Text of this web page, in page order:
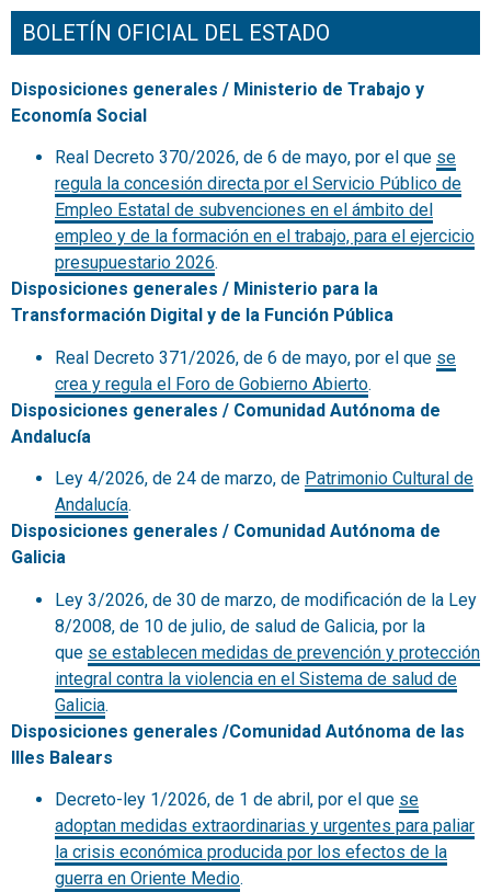
BOLETÍN OFICIAL DEL ESTADO
Disposiciones generales / Ministerio de Trabajo y
Economía Social
Real Decreto 370/2026, de 6 de mayo, por el que se
regula la concesión directa por el Servicio Público de
Empleo Estatal de subvenciones en el ámbito del
empleo y de la formación en el trabajo, para el ejercicio
presupuestario 2026.
Disposiciones generales / Ministerio para la
Transformación Digital y de la Función Pública
Real Decreto 371/2026, de 6 de mayo, por el que se
crea y regula el Foro de Gobierno Abierto.
Disposiciones generales / Comunidad Autónoma de
Andalucía
Ley 4/2026, de 24 de marzo, de Patrimonio Cultural de
Andalucía.
Disposiciones generales / Comunidad Autónoma de
Galicia
Ley 3/2026, de 30 de marzo, de modificación de la Ley
8/2008, de 10 de julio, de salud de Galicia, por la
que se establecen medidas de prevención y protección
integral contra la violencia en el Sistema de salud de
Galicia.
Disposiciones generales /Comunidad Autónoma de las
Illes Balears
Decreto-ley 1/2026, de 1 de abril, por el que se
adoptan medidas extraordinarias y urgentes para paliar
la crisis económica producida por los efectos de la
guerra en Oriente Medio.